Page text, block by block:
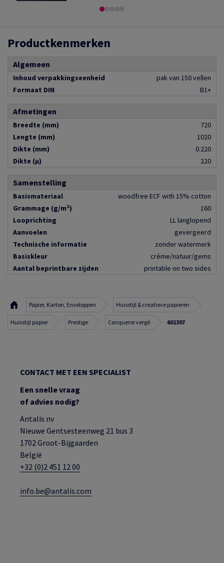
Productkenmerken
Algemeen
Inhoud verpakkingseenheid
pak van 150 vellen
Formaat DIN
B1+
Afmetingen
Breedte (mm)
720
Lengte (mm)
1020
Dikte (mm)
0.220
Dikte (µ)
220
Samenstelling
Basismateriaal
woodfree ECF with 15% cotton
Grammage (g/m²)
160
Looprichting
LL langlopend
Aanvoelen
gevergeerd
Technische informatie
zonder watermerk
Basiskleur
crème/natuur/gems
Aantal beprintbare zijden
printable on two sides
Papier, Karton, Enveloppen Huisstijl & creatieve papieren
Huisstijl papier Prestige Conqueror vergé 601307
CONTACT MET EEN SPECIALIST
Een snelle vraag
of advies nodig?
Antalis nv
Nieuwe Gentsesteenweg 21 bus 3
1702 Groot-Bijgaarden
België
+32 (0)2 451 12 00
info.be@antalis.com